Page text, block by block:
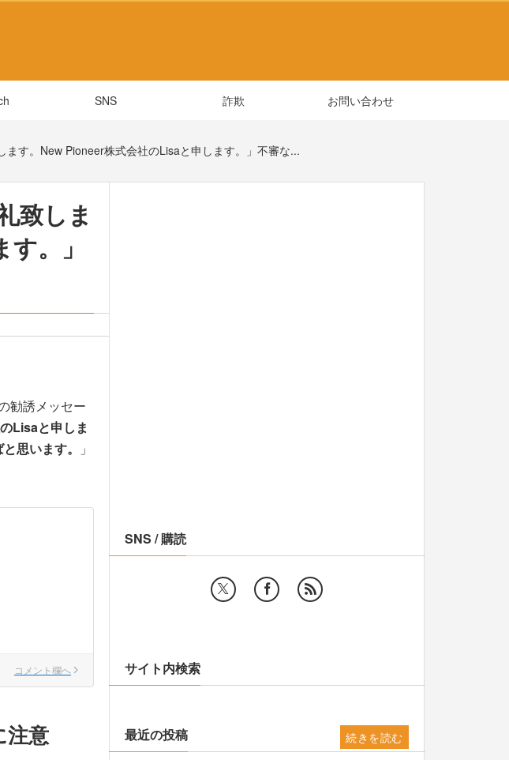
SNS 詐欺 お問い合わせ
ます。New Pioneer株式会社のLisaと申します。」不審な...
致しま
。」
勧誘メッセー
Lisaと申しま
思います。
」
コメント欄へ
注意
SNS / 購読
サイト内検索
最近の投稿 続きを読む